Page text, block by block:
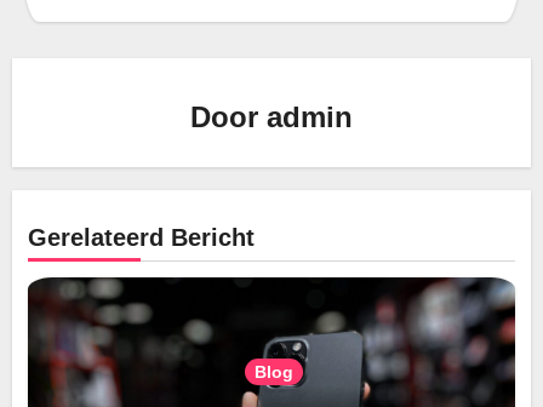
Door admin
Gerelateerd Bericht
Blog